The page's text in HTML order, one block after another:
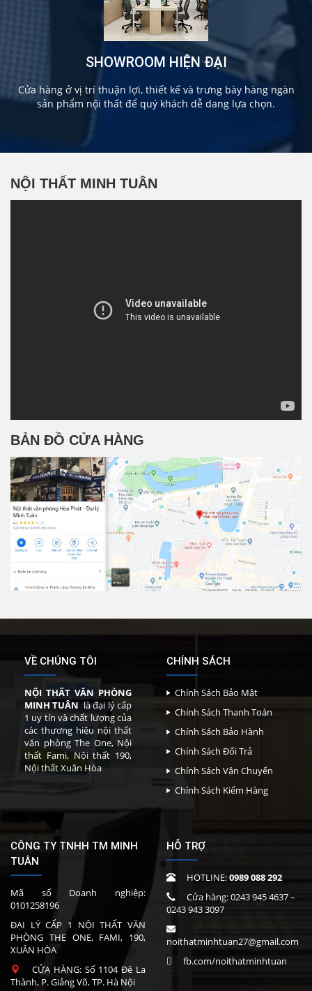
SHOWROOM HIỆN ĐẠI
Cửa hàng ở vị trí thuận lợi, thiết kế và trưng bày hàng ngàn
sản phẩm nội thất để quý khách dễ dang lựa chọn.
NỘI THẤT MINH TUÂN
BẢN ĐỒ CỬA HÀNG
VỀ CHÚNG TÔI
NỘI THẤT VĂN PHÒNG
MINH TUÂN là đại lý cấp
1 uy tín và chất lượng của
các thương hiệu nội thất
văn phòng The One, Nội
thất Fami, Nội thất 190,
Nội thất Xuân Hòa
CHÍNH SÁCH
Chính Sách Bảo Mật
Chính Sách Thanh Toán
Chính Sách Bảo Hành
Chính Sách Đổi Trả
Chính Sách Vận Chuyển
Chính Sách Kiểm Hàng
CÔNG TY TNHH TM MINH
TUÂN
Mã số Doanh nghiệp:
0101258196
ĐẠI LÝ CẤP 1 NỘI THẤT VĂN
PHÒNG THE ONE, FAMI, 190,
XUÂN HÒA
CỬA HÀNG: Số 1104 Đê La
Thành, P. Giảng Võ, TP. Hà Nội
HỖ TRỢ
HOTLINE:0989 088 292
Cửa hàng:0243 945 4637–
0243 943 3097
noithatminhtuan27@gmail.com
fb.com/noithatminhtuan